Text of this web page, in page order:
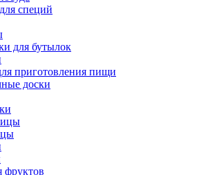
специй
для бутылок
приготовления пищи
доски
фруктов